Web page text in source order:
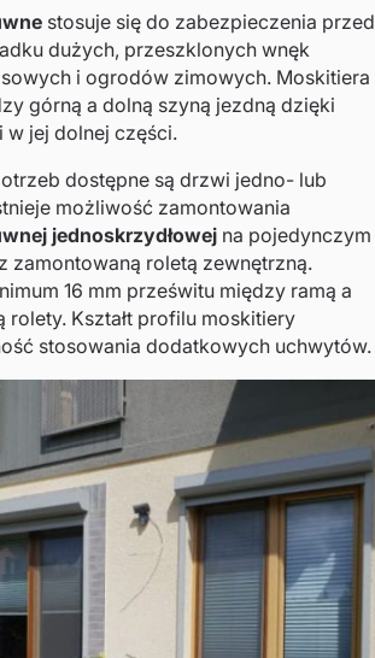
stosuje się do zabezpieczenia przed
dużych, przeszklonych wnęk
i ogrodów zimowych. Moskitiera
górną a dolną szyną jezdną dzięki
w jej dolnej części.
dostępne są drzwi jedno- lub
możliwość zamontowania
jednoskrzydłowej na pojedynczym
zamontowaną roletą zewnętrzną.
16 mm prześwitu między ramą a
rolety. Kształt profilu moskitiery
stosowania dodatkowych uchwytów.